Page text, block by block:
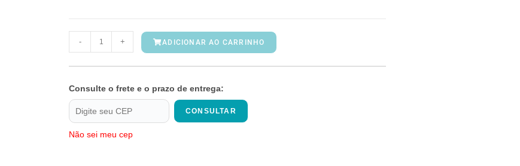
- + ADICIONAR AO CARRINHO
Consulte o frete e o prazo de entrega:
CONSULTAR
Não sei meu cep